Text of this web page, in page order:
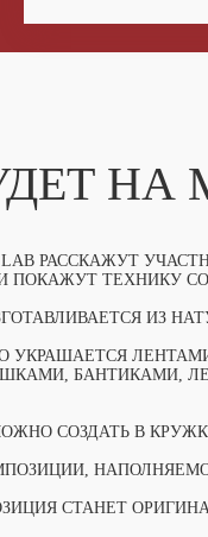
НА
LAB РАССКАЖУТ
ПОКАЖУТ ТЕХНИКУ
ИЗ
УКРАШАЕТСЯ
БАНТИКАМИ,
СОЗДАТЬ В
СТАНЕТ